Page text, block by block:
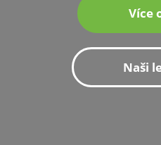
Více
Naši